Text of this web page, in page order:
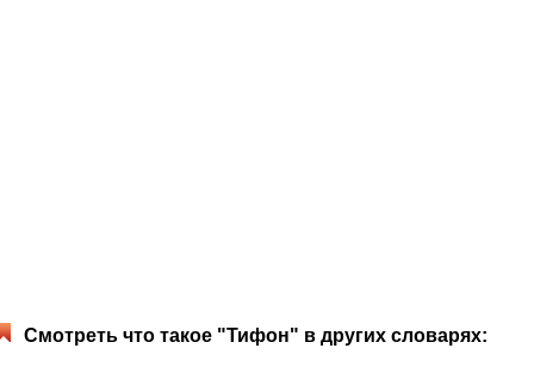
Смотреть что такое "Тифон" в других словарях: